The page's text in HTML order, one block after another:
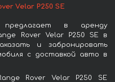
Velar P250 SE
предлагает в аренду
Rover Velar P250 SE в
и забронировать
с доставкой авто в
Rover Velar P250 SE